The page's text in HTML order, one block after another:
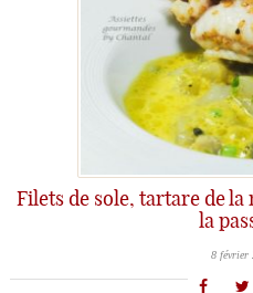
Filets de sole, tartare de
la
8 février